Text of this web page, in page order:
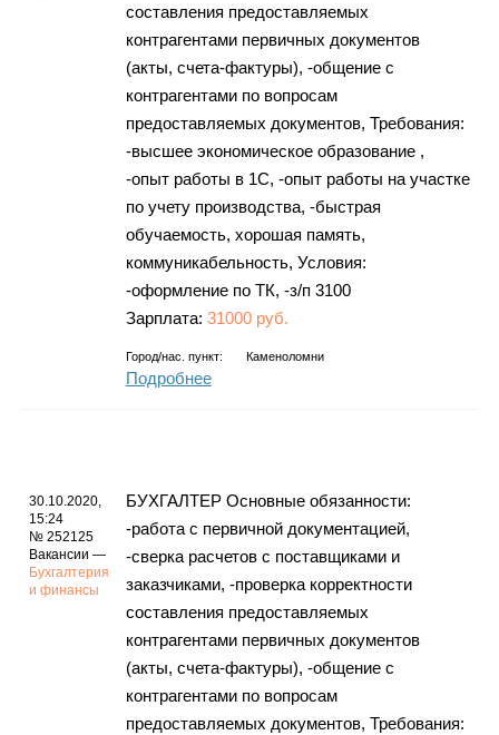
Карты
составления предоставляемых
контрагентами первичных документов
(акты, счета-фактуры), -общение с
контрагентами по вопросам
предоставляемых документов, Требования:
-высшее экономическое образование ,
-опыт работы в 1С, -опыт работы на участке
по учету производства, -быстрая
обучаемость, хорошая память,
коммуникабельность, Условия:
-оформление по ТК, -з/п 3100
Зарплата: 31000 руб.
Город/нас. пункт: Каменоломни
Подробнее
30.10.2020,
15:24
№ 252125
Вакансии —
Бухгалтерия
и финансы
БУХГАЛТЕР Основные обязанности:
-работа с первичной документацией,
-сверка расчетов с поставщиками и
заказчиками, -проверка корректности
составления предоставляемых
контрагентами первичных документов
(акты, счета-фактуры), -общение с
контрагентами по вопросам
предоставляемых документов, Требования: